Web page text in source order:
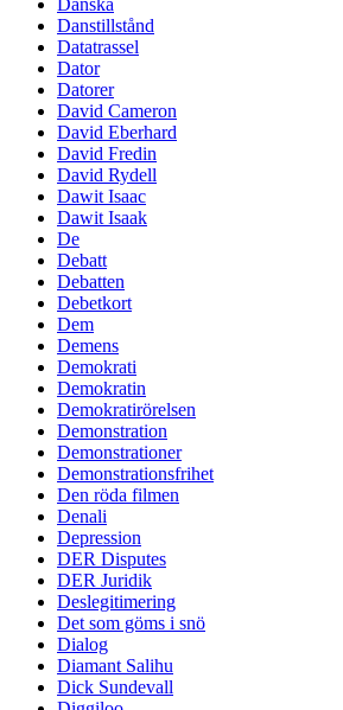
Danstillstånd
Datatrassel
Dator
Datorer
David Cameron
David Eberhard
David Fredin
David Rydell
Dawit Isaac
Dawit Isaak
De
Debatt
Debatten
Debetkort
Dem
Demens
Demokrati
Demokratin
Demokratirörelsen
Demonstration
Demonstrationer
Demonstrationsfrihet
Den röda filmen
Denali
Depression
DER Disputes
DER Juridik
Deslegitimering
Det som göms i snö
Dialog
Diamant Salihu
Dick Sundevall